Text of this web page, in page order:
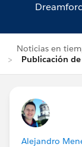
Noticias en
Publicación
Alejandro